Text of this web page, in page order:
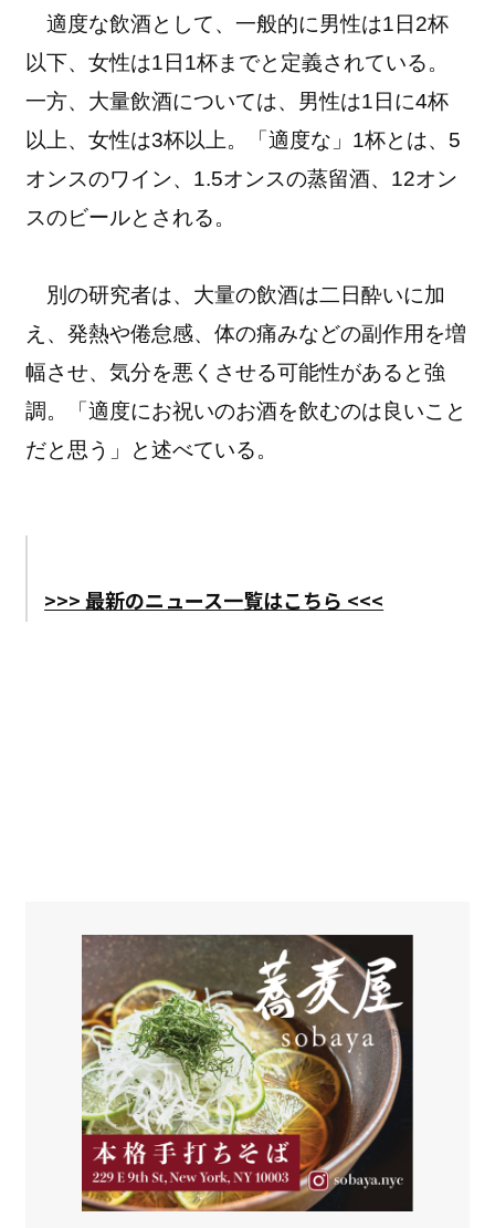
適度な飲酒として、一般的に男性は1日2杯
以下、女性は1日1杯までと定義されている。
一方、大量飲酒については、男性は1日に4杯
以上、女性は3杯以上。「適度な」1杯とは、5
オンスのワイン、1.5オンスの蒸留酒、12オン
スのビールとされる。
別の研究者は、大量の飲酒は二日酔いに加
え、発熱や倦怠感、体の痛みなどの副作用を増
幅させ、気分を悪くさせる可能性があると強
調。「適度にお祝いのお酒を飲むのは良いこと
だと思う」と述べている。
>>> 最新のニュース一覧はこちら <<<